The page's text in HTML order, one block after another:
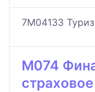
7M04133
M074